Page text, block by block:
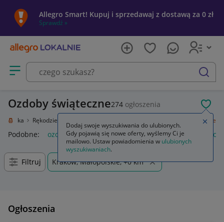
Allegro Smart! Kupuj i sprzedawaj z dostawą za 0 zł
Sprawdź »
Otwórz menu z kategoriami
szukaj
Ozdoby świąteczne274 ogłoszenia
i sztuka Rękodzieło Ozdoby świąteczne
Podobne: ozdoby świąteczne ozdoby świąteczne boże
Filtruj Kraków, Małopolskie, +0 km
Ogłoszenia
Dodaj swoje wyszukiwania do ulubionych.
Gdy pojawią się nowe oferty, wyślemy Ci je
mailowo. Ustaw powiadomienia w ulubionych
wyszukiwaniach.